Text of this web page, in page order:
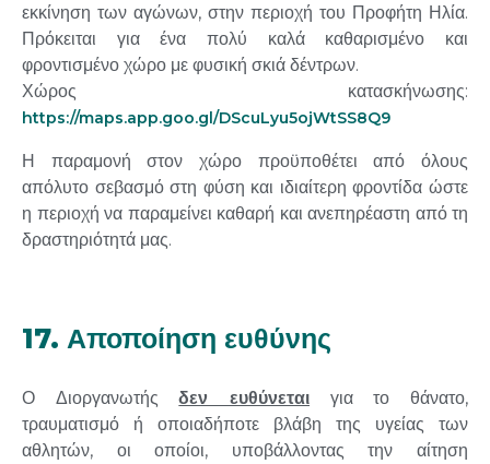
εκκίνηση των αγώνων, στην περιοχή του Προφήτη Ηλία.
Πρόκειται για ένα πολύ καλά καθαρισμένο και
φροντισμένο χώρο με φυσική σκιά δέντρων.
Χώρος κατασκήνωσης:
https://maps.app.goo.gl/DScuLyu5ojWtSS8Q9
Η παραμονή στον χώρο προϋποθέτει από όλους
απόλυτο σεβασμό στη φύση και ιδιαίτερη φροντίδα ώστε
η περιοχή να παραμείνει καθαρή και ανεπηρέαστη από τη
δραστηριότητά μας.
17. Αποποίηση ευθύνης
Ο Διοργανωτήςδεν ευθύνεται για το θάνατο,
τραυματισμό ή οποιαδήποτε βλάβη της υγείας των
αθλητών, οι οποίοι, υποβάλλοντας την αίτηση